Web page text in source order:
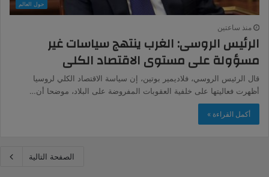
حول العالم
منذ ساعتين
الرئيس الروسى: الغرب ينتهج سياسات غير
مسؤولة على مستوى الاقتصاد الكلى
قال الرئيس الروسي، فلاديمير بوتين، إن سياسة الاقتصاد الكلي لروسيا
أظهرت فعاليتها على خلفية العقوبات المفروضة على البلاد، موضحا أن…
أكمل القراءة »
الصفحة التالية